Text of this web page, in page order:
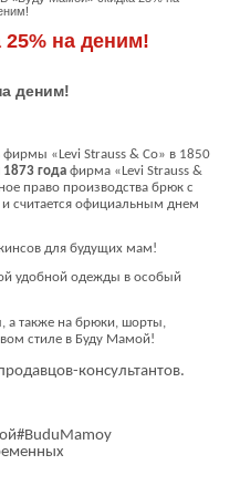
на деним!
деним!
фирмы «Levi Strauss & Co» в 1850
года фирма «Levi Strauss &
право производства брюк с
и считается официальным днем
для будущих мам!
удобной одежды в особый
а также на брюки, шорты,
стиле в Буду Мамой!
консультантов.